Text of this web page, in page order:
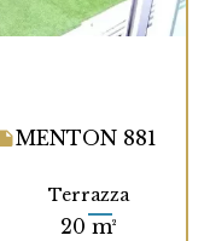
MENTON 881
Terrazza
20 m²